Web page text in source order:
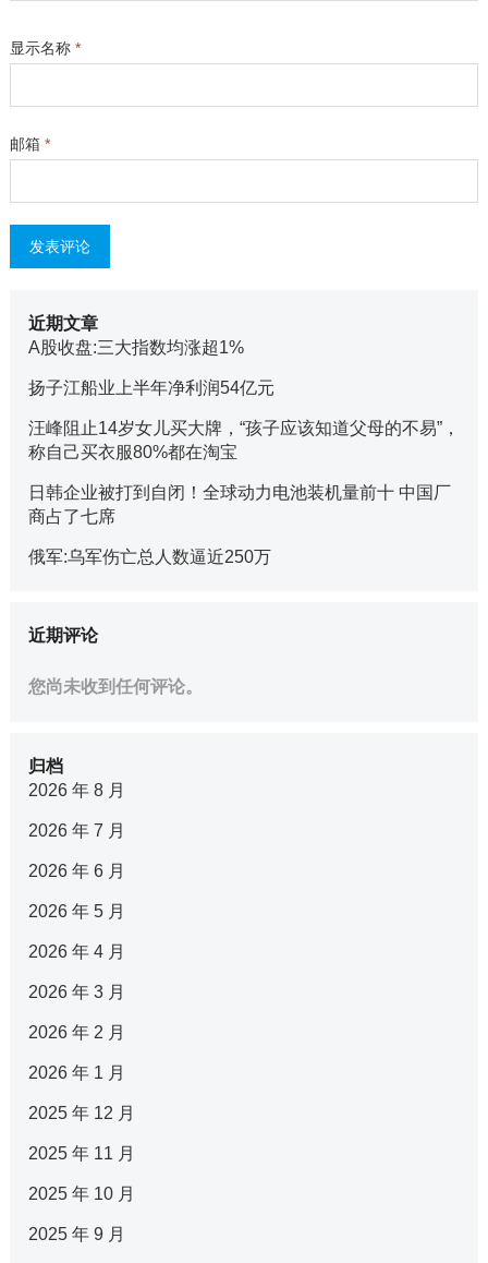
显示名称 *
邮箱 *
近期文章
A股收盘:三大指数均涨超1%
扬子江船业上半年净利润54亿元
汪峰阻止14岁女儿买大牌，“孩子应该知道父母的不易”，
称自己买衣服80%都在淘宝
日韩企业被打到自闭！全球动力电池装机量前十 中国厂
商占了七席
俄军:乌军伤亡总人数逼近250万
近期评论
您尚未收到任何评论。
归档
2026 年 8 月
2026 年 7 月
2026 年 6 月
2026 年 5 月
2026 年 4 月
2026 年 3 月
2026 年 2 月
2026 年 1 月
2025 年 12 月
2025 年 11 月
2025 年 10 月
2025 年 9 月